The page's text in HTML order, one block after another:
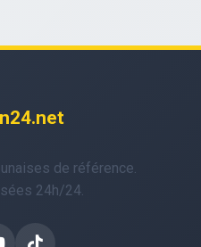
de référence.
24h/24.